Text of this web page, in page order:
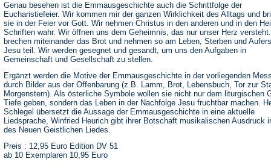
Genau besehen ist die Emmausgeschichte auch die Schrittfolge der
Eucharistiefeier. Wir kommen mir der ganzen Wirklichkeit des Alltags und
sie in der Feier vor Gott. Wir nehmen Christus in den anderen und in den
Schriften wahr. Wir öffnen uns dem Geheimnis, das nur unser Herz
brechen miteinander das Brot und nehmen so am Leben, Sterben und
Jesu teil. Wir werden gesegnet und gesandt, um uns den Aufgaben in
Gemeinschaft und Gesellschaft zu stellen.
Ergänzt werden die Motive der Emmausgeschichte in der vorliegenden
durch Bilder aus der Offenbarung (z.B. Lamm, Brot, Lebensbuch, Tor zur
Morgenstern). Als österliche Symbole wollen sie nicht nur dem liturgischen
Tiefe geben, sondern das Leben in der Nachfolge Jesu fruchtbar machen.
Schlegel übersetzt die Aussage der Emmausgeschichte in eine aktuelle
Liedsprache, Winfried Heurich gibt ihrer Botschaft musikalischen Ausdruck
des Neuen Geistlichen Liedes.
Preis : 12,95 Euro Edition DV 51
ab 10 Exemplaren 10,95 Euro